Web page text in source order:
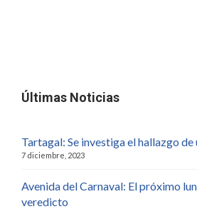
Últimas Noticias
Tartagal: Se investiga el hallazgo
7 diciembre, 2023
Avenida del Carnaval: El próximo
veredicto